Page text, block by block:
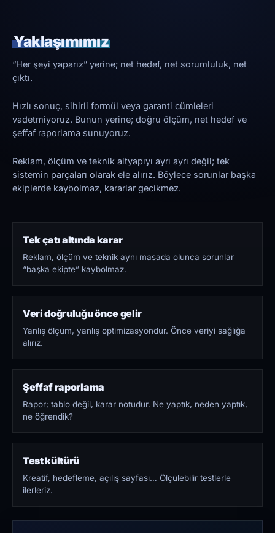
Yaklaşımımız
“Her şeyi yaparız” yerine; net hedef, net sorumluluk, net
çıktı.
Hızlı sonuç, sihirli formül veya garanti cümleleri
vadetmiyoruz. Bunun yerine; doğru ölçüm, net hedef ve
şeffaf raporlama sunuyoruz.
Reklam, ölçüm ve teknik altyapıyı ayrı ayrı değil; tek
sistemin parçaları olarak ele alırız. Böylece sorunlar başka
ekiplerde kaybolmaz, kararlar gecikmez.
Tek çatı altında karar
Reklam, ölçüm ve teknik aynı masada olunca sorunlar
“başka ekipte” kaybolmaz.
Veri doğruluğu önce gelir
Yanlış ölçüm, yanlış optimizasyondur. Önce veriyi sağlığa
alırız.
Şeffaf raporlama
Rapor; tablo değil, karar notudur. Ne yaptık, neden yaptık,
ne öğrendik?
Test kültürü
Kreatif, hedefleme, açılış sayfası… Ölçülebilir testlerle
ilerleriz.